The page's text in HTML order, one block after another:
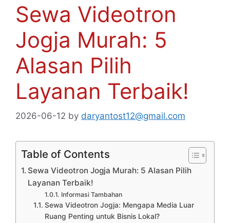
Sewa Videotron
Jogja Murah: 5
Alasan Pilih
Layanan Terbaik!
2026-06-12 by daryantost12@gmail.com
Table of Contents
Sewa Videotron Jogja Murah: 5 Alasan Pilih
Layanan Terbaik!
Informasi Tambahan
Sewa Videotron Jogja: Mengapa Media Luar
Ruang Penting untuk Bisnis Lokal?